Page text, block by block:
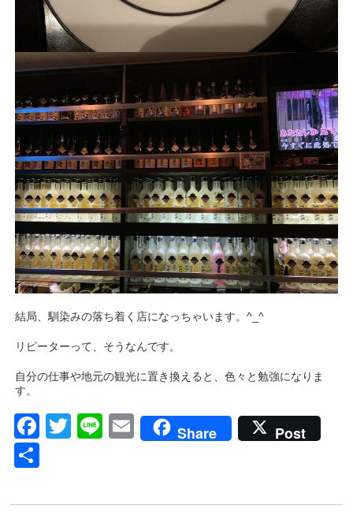
結局、馴染みの落ち着く店になっちゃいます。^_^
リピーターって、そうなんです。
自分の仕事や地元の観光に置き換えると、色々と勉強になりま
す。
Facebook
Twitter
LineEmailShare Post